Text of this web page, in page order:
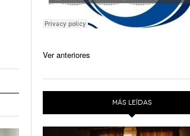
Ver anteriores
MÁS LEÍDAS